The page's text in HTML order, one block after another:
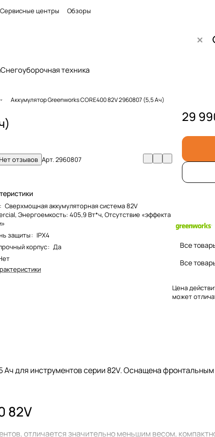
Сервисные центры Обзоры
Снегоуборочная техника
Аккумулятор Greenworks CORE400 82V 2960807 (5,5 Ач)
Нет отзывов Арт.2960807
: Сверхмощная аккумуляторная система 82V
Энергоемкость: 405,9 Вт*ч, Отсутствие «эффекта
защиты: IPX4
корпус: Да
29
Все
Все
Цена
может
Ач для инструментов серии 82V. Оснащена
82V
отличается значительно меньшим весом,